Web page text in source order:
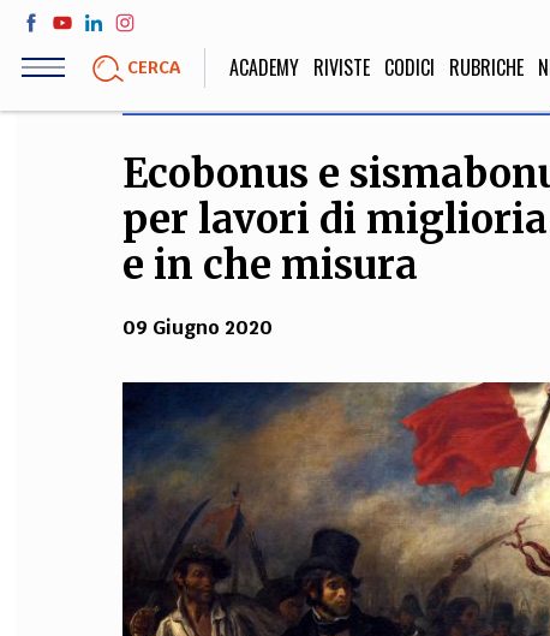
Salta
contenuto
CERCA ACADEMY RIVISTE CODICI RUBRICHE
LIFE STYLE
Sport, Cucina, Viaggi,
Moda
SOCIETÀ
Politica,
Educazione,
STORIA E
Scienze
umanistiche,
FILODIRITTO
Ecobonus e
per lavori di
e in che misura
09 Giugno 2020